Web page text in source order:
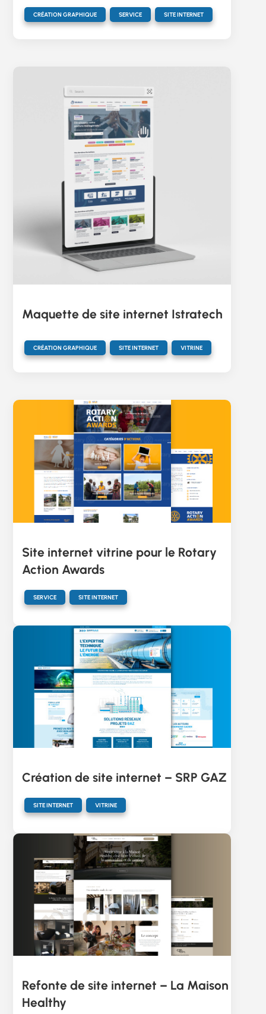
CRÉATION GRAPHIQUE
,
SERVICE
,
SITE INTERNET
Maquette de site internet Istratech
CRÉATION GRAPHIQUE
,
SITE INTERNET
,
VITRINE
Site internet vitrine pour le Rotary
Action Awards
SERVICE
,
SITE INTERNET
Création de site internet – SRP GAZ
SITE INTERNET
,
VITRINE
Refonte de site internet – La Maison
Healthy